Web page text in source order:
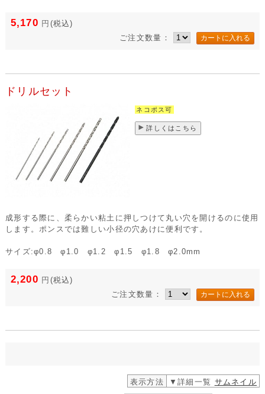
5,170 円 (税込)
ご注文数量：
ドリルセット
ネコポス可
詳しくはこちら
成形する際に、柔らかい粘土に押しつけて丸い穴を開けるのに使用
します。ポンスでは難しい小径の穴あけに便利です。
サイズ:φ0.8 φ1.0 φ1.2 φ1.5 φ1.8 φ2.0mm
2,200 円 (税込)
ご注文数量：
表示方法 ▼詳細一覧 サムネイル